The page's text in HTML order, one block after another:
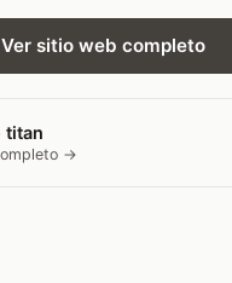
Ver sitio web completo
titan
→